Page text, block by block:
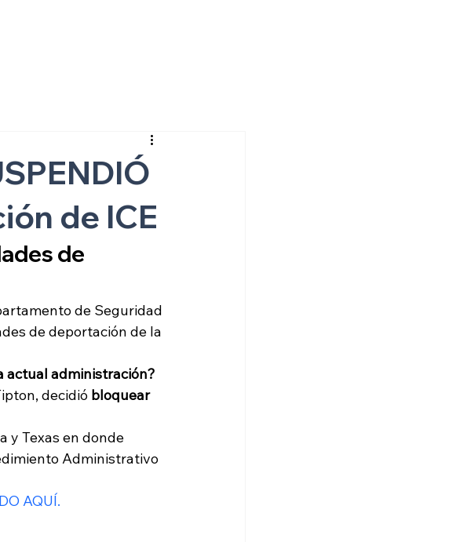
de ICE
de
de Seguridad
de deportación de la
actual administración?
decidió bloquear
y Texas en donde
Administrativo
AQUÍ.